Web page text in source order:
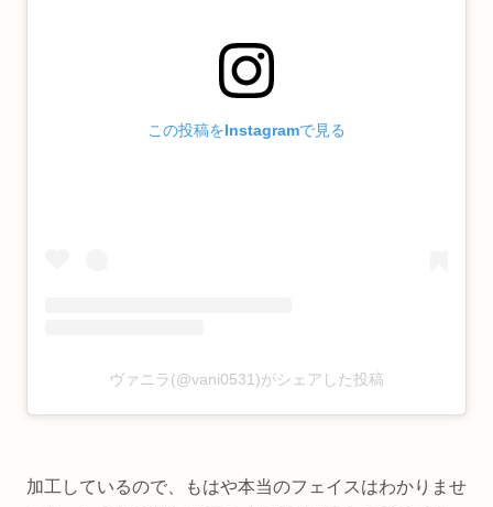
この投稿をInstagramで見る
ヴァニラ(@vani0531)がシェアした投稿
加工しているので、もはや本当のフェイスはわかりませ